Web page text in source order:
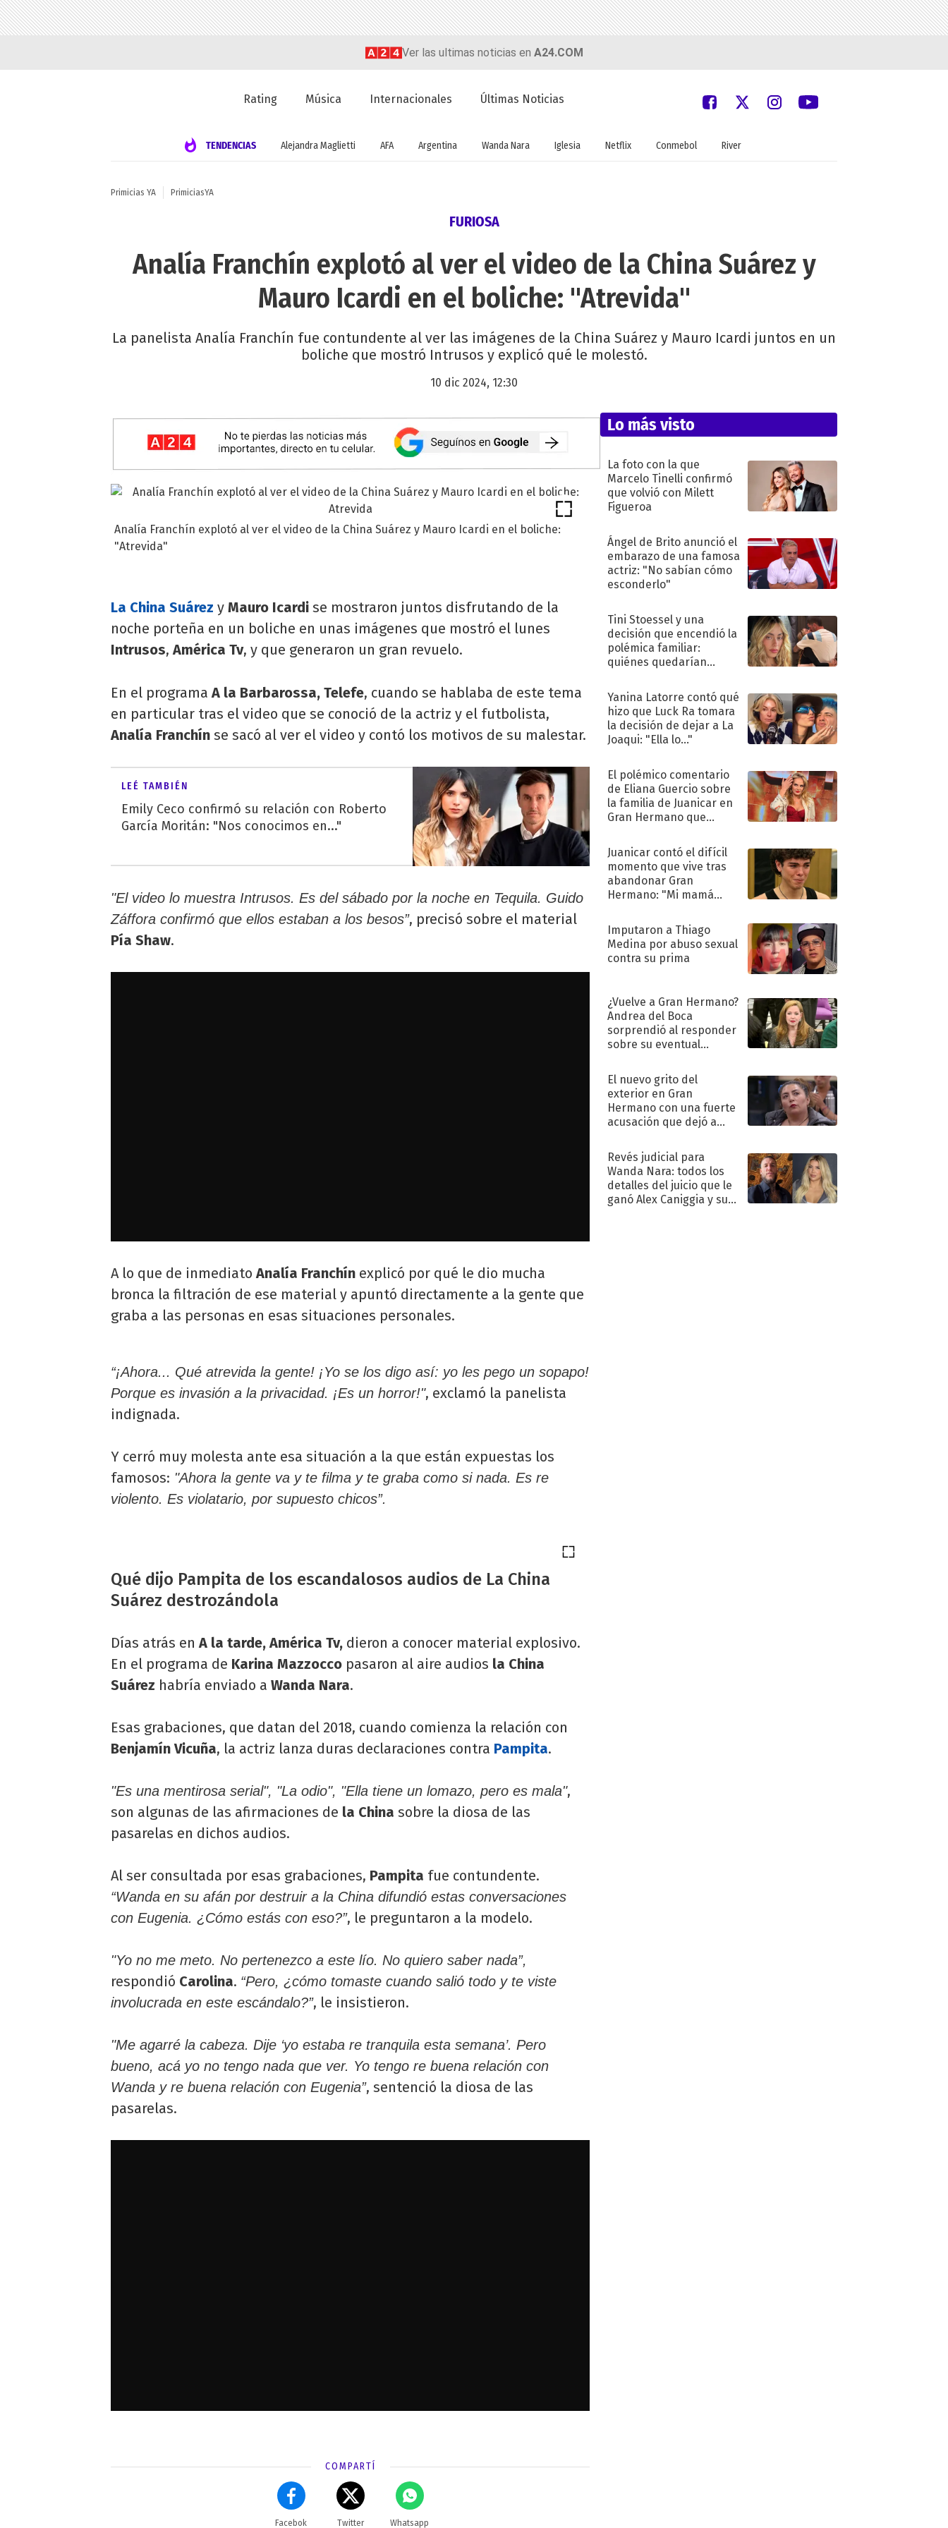
Ver las ultimas noticias en A24.COM
Rating Música Internacionales Últimas Noticias
TENDENCIAS Alejandra Maglietti AFA Argentina Wanda Nara Iglesia Netflix Conmebol River
Primicias YA PrimiciasYA
FURIOSA
Analía Franchín explotó al ver el video de la China Suárez y
Mauro Icardi en el boliche: "Atrevida"
La panelista Analía Franchín fue contundente al ver las imágenes de la China Suárez y Mauro Icardi juntos en un
boliche que mostró Intrusos y explicó qué le molestó.
10 dic 2024, 12:30
Analía Franchín explotó al ver el video de la China Suárez y Mauro Icardi en el boliche:
"Atrevida"
La China Suárez y Mauro Icardi se mostraron juntos disfrutando de la
noche porteña en un boliche en unas imágenes que mostró el lunes
Intrusos,América Tv, y que generaron un gran revuelo.
En el programaA la Barbarossa, Telefe, cuando se hablaba de este tema
en particular tras el video que se conoció de la actriz y el futbolista,
Analía Franchín se sacó al ver el video y contó los motivos de su malestar.
LEÉ TAMBIÉN
Emily Ceco confirmó su relación con Roberto
García Moritán: "Nos conocimos en..."
"El video lo muestra Intrusos. Es del sábado por la noche en Tequila. Guido
Záffora confirmó que ellos estaban a los besos”, precisó sobre el material
Pía Shaw.
A lo que de inmediatoAnalía Franchín explicó por qué le dio mucha
bronca la filtración de ese material y apuntó directamente a la gente que
graba a las personas en esas situaciones personales.
“¡Ahora... Qué atrevida la gente! ¡Yo se los digo así: yo les pego un sopapo!
Porque es invasión a la privacidad. ¡Es un horror!", exclamó la panelista
indignada.
Y cerró muy molesta ante esa situación a la que están expuestas los
famosos: "Ahora la gente va y te filma y te graba como si nada. Es re
violento. Es violatario, por supuesto chicos”.
Qué dijo Pampita de los escandalosos audios de La China
Suárez destrozándola
Días atrás enA la tarde, América Tv, dieron a conocer material explosivo.
En el programa de Karina Mazzocco pasaron al aire audios la China
Suárez habría enviado a Wanda Nara.
Esas grabaciones, que datan del 2018, cuando comienza la relación con
Benjamín Vicuña, la actriz lanza duras declaraciones contra Pampita.
"Es una mentirosa serial", "La odio", "Ella tiene un lomazo, pero es mala",
son algunas de las afirmaciones de la China sobre la diosa de las
pasarelas en dichos audios.
Al ser consultada por esas grabaciones, Pampita fue contundente.
“Wanda en su afán por destruir a la China difundió estas conversaciones
con Eugenia. ¿Cómo estás con eso?”, le preguntaron a la modelo.
"Yo no me meto. No pertenezco a este lío. No quiero saber nada”,
respondió Carolina. “Pero, ¿cómo tomaste cuando salió todo y te viste
involucrada en este escándalo?”, le insistieron.
"Me agarré la cabeza. Dije ‘yo estaba re tranquila esta semana’. Pero
bueno, acá yo no tengo nada que ver. Yo tengo re buena relación con
Wanda y re buena relación con Eugenia”, sentenció la diosa de las
pasarelas.
COMPARTÍ
Facebok Twitter Whatsapp
Lo más visto
La foto con la que
Marcelo Tinelli confirmó
que volvió con Milett
Figueroa
Ángel de Brito anunció el
embarazo de una famosa
actriz: "No sabían cómo
esconderlo"
Tini Stoessel y una
decisión que encendió la
polémica familiar:
quiénes quedarían
Yanina Latorre contó qué
hizo que Luck Ra tomara
la decisión de dejar a La
Joaqui: "Ella lo..."
El polémico comentario
de Eliana Guercio sobre
la familia de Juanicar en
Gran Hermano que
Juanicar contó el difícil
momento que vive tras
abandonar Gran
Hermano: "Mi mamá
Imputaron a Thiago
Medina por abuso sexual
contra su prima
¿Vuelve a Gran Hermano?
Andrea del Boca
sorprendió al responder
sobre su eventual
El nuevo grito del
exterior en Gran
Hermano con una fuerte
acusación que dejó a
"Traidora"
Revés judicial para
Wanda Nara: todos los
detalles del juicio que le
ganó Alex Caniggia y sus